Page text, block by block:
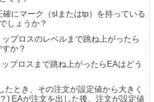
にマーク（slまたはtp）を持っている
しょうか？
プロスのレベルまで跳ね上がったら
か？
プロスまで跳ね上がったらEAはどう
たとき、その注文が設定値から大きく
) EAが注文を出した後、注文が設定値